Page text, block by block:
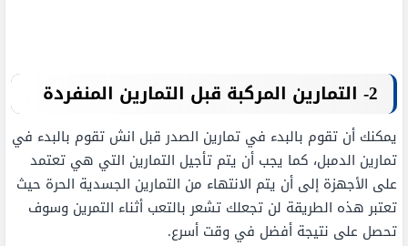
2- التمارين المركبة قبل التمارين المنفردة
يمكنك أن تقوم بالبدء في تمارين الصدر قبل انش تقوم بالبدء في
تمارين الدمبل، كما يجب أن يتم تأجيل التمارين التي هي تعتمد
على الأجهزة إلى أن يتم الانتهاء من التمارين الجسدية الحرة حيث
تعتبر هذه الطريقة لن تجعلك تشعر بالتعب أثناء التمرين وسوف
تحصل على نتيجة أفضل في وقت أسرع.